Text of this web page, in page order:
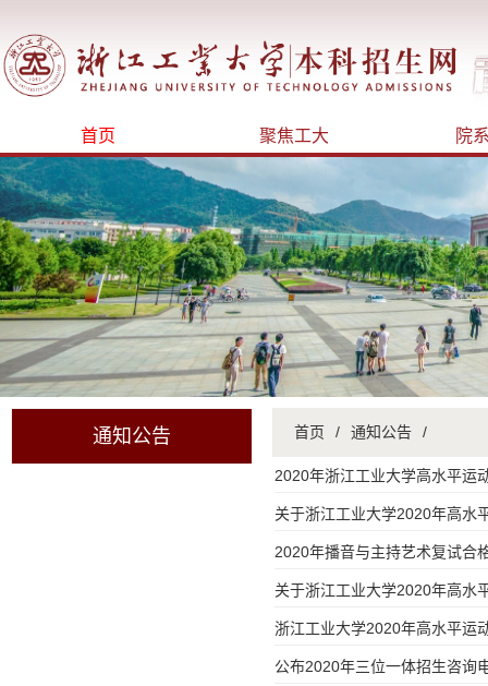
首页 聚焦工大 院
通知公告 首页 / 通知公告 /
2020年浙江工业大学高水平运
关于浙江工业大学2020年高水
2020年播音与主持艺术复试合
关于浙江工业大学2020年高水
浙江工业大学2020年高水平运
公布2020年三位一体招生咨询